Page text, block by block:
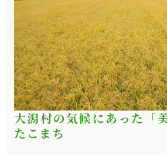
大潟村の気候にあった「
たこまち